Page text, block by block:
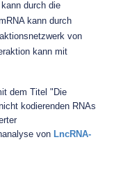
kann durch die
kann durch
von
kann mit
dem Titel "Die
kodierenden RNAs
von LncRNA-